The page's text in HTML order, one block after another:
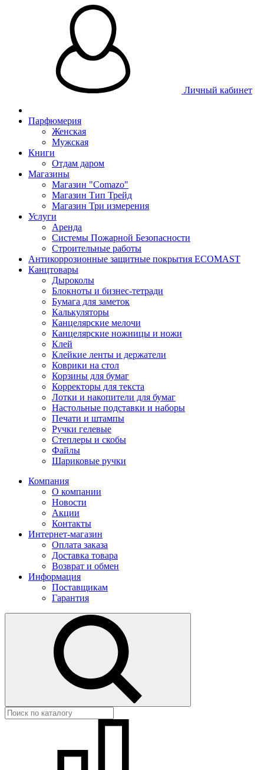
Личный кабинет
Парфюмерия
Женская
Мужская
Книги
Отдам даром
Магазины
Магазин "Comazo"
Магазин Тип Трейд
Магазин Три измерения
Услуги
Аренда
Системы Пожарной Безопасности
Строительные работы
Антикоррозионные защитные покрытия ECOMAST
Канцтовары
Дыроколы
Блокноты и бизнес-тетради
Бумага для заметок
Калькуляторы
Канцелярские мелочи
Канцелярские ножницы и ножи
Клей
Клейкие ленты и держатели
Коврики на стол
Корзины для бумаг
Корректоры для текста
Лотки и накопители для бумаг
Настольные подставки и наборы
Печати и штампы
Ручки гелевые
Степлеры и скобы
Файлы
Шариковые ручки
Компания
О компании
Новости
Акции
Контакты
Интернет-магазин
Оплата заказа
Доставка товара
Возврат и обмен
Информация
Поставщикам
Гарантия